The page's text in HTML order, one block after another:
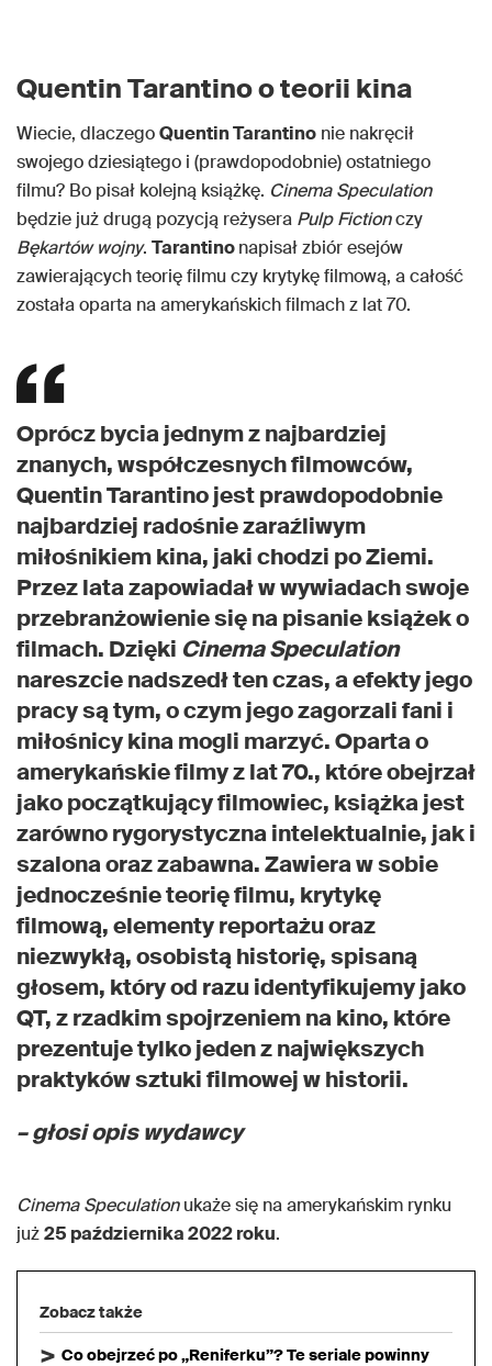
Quentin Tarantino o teorii kina
Wiecie, dlaczegoQuentin Tarantino nie nakręcił
swojego dziesiątego i (prawdopodobnie) ostatniego
filmu? Bo pisał kolejną książkę. Cinema Speculation
będzie już drugą pozycją reżysera Pulp Fictionczy
Bękartów wojny. Tarantinonapisał zbiór esejów
zawierających teorię filmu czy krytykę filmową, a całość
została oparta na amerykańskich filmach z lat 70.
Oprócz bycia jednym z najbardziej
znanych, współczesnych filmowców,
Quentin Tarantino jest prawdopodobnie
najbardziej radośnie zaraźliwym
miłośnikiem kina, jaki chodzi po Ziemi.
Przez lata zapowiadał w wywiadach swoje
przebranżowienie się na pisanie książek o
filmach. Dzięki Cinema Speculation
nareszcie nadszedł ten czas, a efekty jego
pracy są tym, o czym jego zagorzali fani i
miłośnicy kina mogli marzyć. Oparta o
amerykańskie filmy z lat 70., które obejrzał
jako początkujący filmowiec, książka jest
zarówno rygorystyczna intelektualnie, jak i
szalona oraz zabawna. Zawiera w sobie
jednocześnie teorię filmu, krytykę
filmową, elementy reportażu oraz
niezwykłą, osobistą historię, spisaną
głosem, który od razu identyfikujemy jako
QT, z rzadkim spojrzeniem na kino, które
prezentuje tylko jeden z największych
praktyków sztuki filmowej w historii.
– głosi opis wydawcy
Cinema Speculationukaże się na amerykańskim rynku
już25 października 2022 roku.
Zobacz także
Co obejrzeć po „Reniferku”? Te seriale powinny